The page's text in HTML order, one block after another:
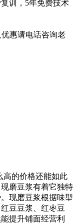
训，5年免费技术
惠请电话咨询老
高的价格还能如此
磨豆浆有着它独特
现磨豆浆根据味型
豆豆浆、红枣豆
提升铺面经营利